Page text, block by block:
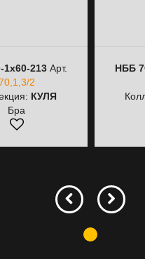
213 Арт.
2
КУЛЯ
Бра
НББ